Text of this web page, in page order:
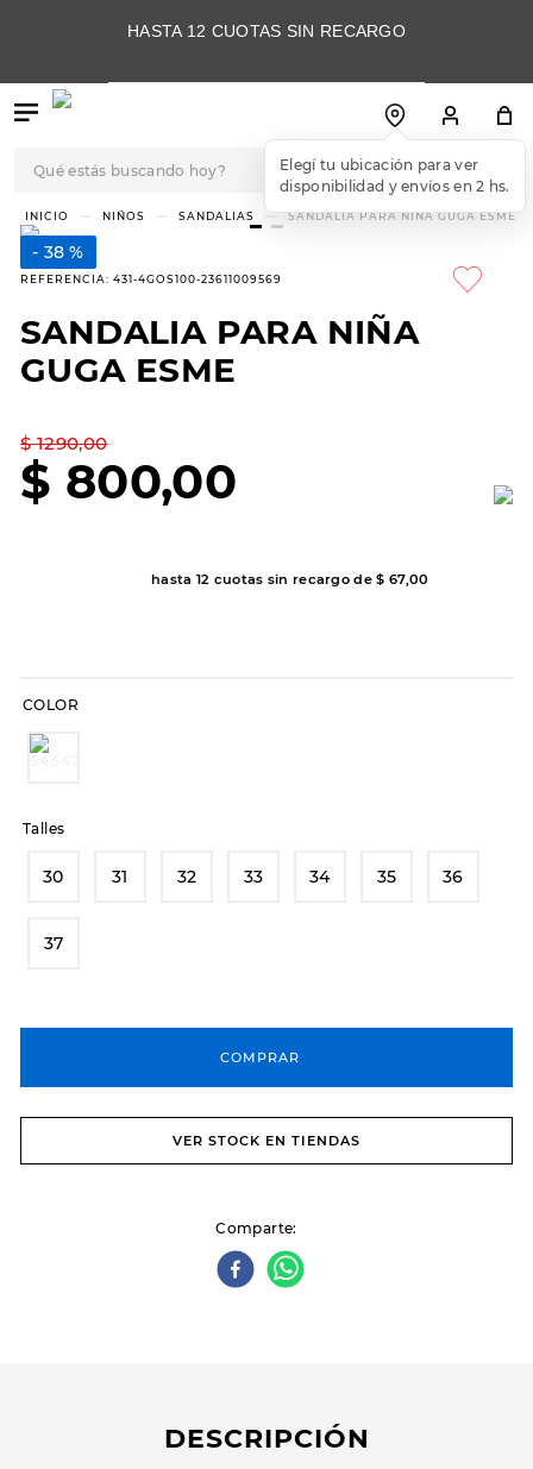
HASTA 12 CUOTAS SIN RECARGO
Elegí tu ubicación para ver
disponibilidad y envíos en 2 hs.
NIÑOS SANDALIAS SANDALIA PARA NIÑA GUGA ESME
38 %
REFERENCIA: 431-4GOS100-23611009569
SANDALIA PARA NIÑA
GUGA ESME
$ 1290,00
$ 800,00
hasta 12 cuotas sin recargo de$ 67,00
COLOR
Talles
30 31 32 33 34 35 36
37
COMPRAR
VER STOCK EN TIENDAS
Comparte
DESCRIPCIÓN
TÉRMINOS MÁS
BUSCADOS
1
skechers